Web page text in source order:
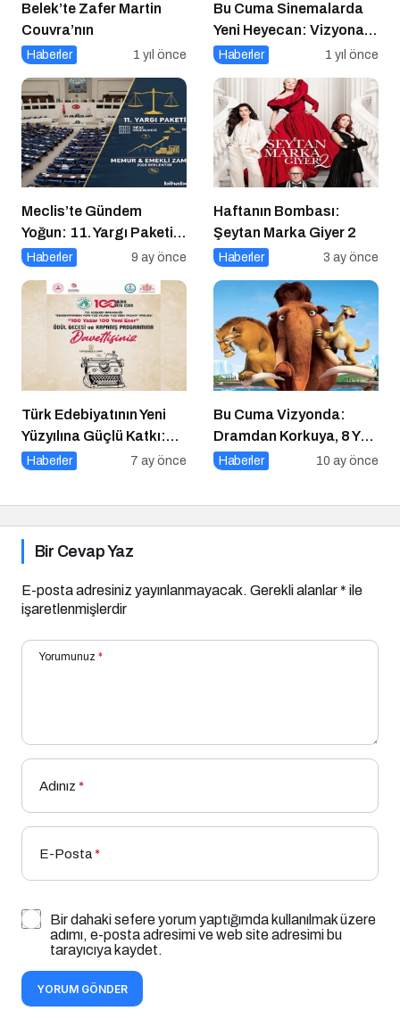
Belek’te Zafer Martin
Couvra’nın
Haberler 1 yıl önce
Bu Cuma Sinemalarda
Yeni Heyecan: Vizyona
Girecek Filmler Belli
Haberler 1 yıl önce
Meclis’te Gündem
Yoğun: 11. Yargı Paketi
ve Memur Zammında
Haberler 9 ay önce
Haftanın Bombası:
Şeytan Marka Giyer 2
Haberler 3 ay önce
Türk Edebiyatının Yeni
Yüzyılına Güçlü Katkı:
“100 Yazar 100 Yeni
Haberler 7 ay önce
Bu Cuma Vizyonda:
Dramdan Korkuya, 8 Yeni
Film Sinemaseverlerle
Haberler 10 ay önce
Bir Cevap Yaz
E-posta adresiniz yayınlanmayacak. Gerekli alanlar* ile
işaretlenmişlerdir
Yorumunuz *
Adınız *
E-Posta*
Bir dahaki sefere yorum yaptığımda kullanılmak üzere
adımı, e-posta adresimi ve web site adresimi bu
tarayıcıya kaydet.
YORUM GÖNDER